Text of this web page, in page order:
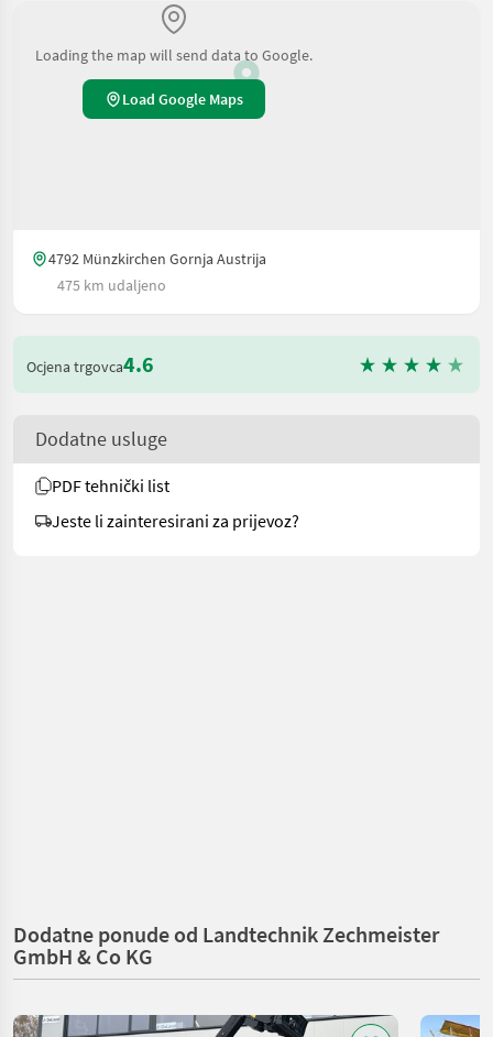
Loading the map will send data to Google.
Load Google Maps
4792 Münzkirchen Gornja Austrija
475 km udaljeno
Ocjena trgovca4.6
Dodatne usluge
PDF tehnički list
Jeste li zainteresirani za prijevoz?
Dodatne ponude od Landtechnik Zechmeister
GmbH & Co KG